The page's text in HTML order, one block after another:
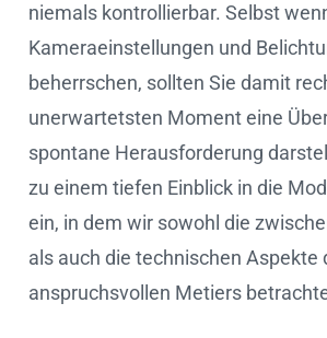
niemals kontrollierbar. Selbst
Kameraeinstellungen und
beherrschen, sollten Sie damit
unerwartetsten Moment eine
spontane Herausforderung
zu einem tiefen Einblick in die
ein, in dem wir sowohl die
als auch die technischen Aspekte
anspruchsvollen Metiers